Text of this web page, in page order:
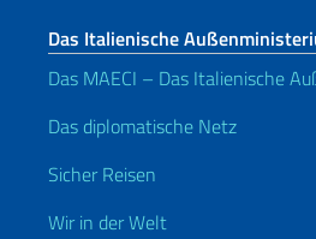
Das Italienische
Das MAECI – Das Italienische
Das diplomatische Netz
Sicher Reisen
Wir in der Welt